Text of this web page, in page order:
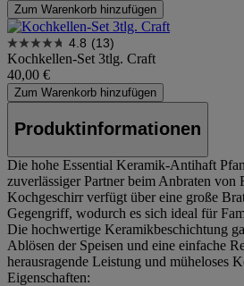
Zum Warenkorb hinzufügen
4.8 (13)
Kochkellen-Set 3tlg. Craft
40,00 €
Zum Warenkorb hinzufügen
Produktinformationen
Die hohe Essential Keramik-Antihaft
zuverlässiger Partner beim Anbraten von
Kochgeschirr verfügt über eine große
Gegengriff, wodurch es sich ideal für
Die hochwertige Keramikbeschichtung
Ablösen der Speisen und eine einfache
herausragende Leistung und müheloses
Eigenschaften: